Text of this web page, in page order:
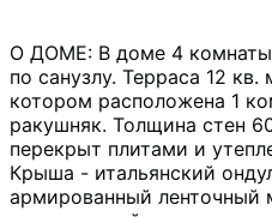
О ДОМЕ: В доме 4
по санузлу. Терраса 12
котором расположена 1
ракушняк. Толщина стен
перекрыт плитами и
Крыша - итальянский
армированный ленточный